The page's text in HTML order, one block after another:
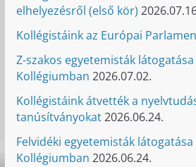
elhelyezésről (első kör)
Kollégistáink az Európai
Z-szakos egyetemisták
Kollégiumban 2026.07.02.
Kollégistáink átvették a
tanúsítványokat2026.06.24.
Felvidéki egyetemisták
Kollégiumban 2026.06.24.